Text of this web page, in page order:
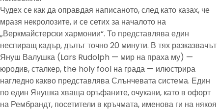
Чудех се как да оправдая написаното, след като казах, че
мразя некролозите, и се сетих за началото на
„Веркмайстерски хармонии“. То представлява един
неспиращ кадър, дълъг точно 20 минути. В тях разказвачът
Януш Валушка (Lars Rudolph — мир на праха му) —
юродив, сталкер, the holy fool на града — илюстрира
нагледно какво представлява Слънчевата система. Един
по един Янушка хваща оръфаните, очукани, като в офорт
на Рембрандт, посетители в кръчмата, именова ги на някоя